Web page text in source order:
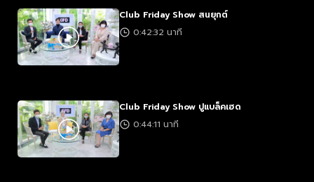
Club Friday Show สนยุกต์
0:42:32 นาที
Club Friday Show ปูแบล็คเฮด
0:44:11 นาที